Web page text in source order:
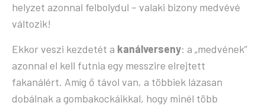
helyzet azonnal felbolydul – valaki bizony medvévé
változik!
Ekkor veszi kezdetét a kanálverseny: a „medvének”
azonnal el kell futnia egy messzire elrejtett
fakanálért. Amíg ő távol van, a többiek lázasan
dobálnak a gombakockáikkal, hogy minél több